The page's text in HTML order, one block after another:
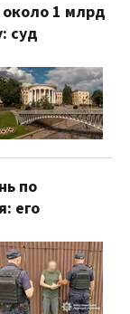
1 млрд
суд
по
его